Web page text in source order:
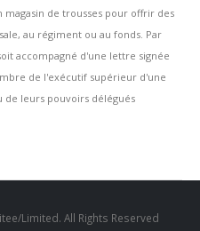
de trousses pour offrir des
au régiment ou au fonds. Par
accompagné d'une lettre signée
de l'exécutif supérieur d'une
de leurs pouvoirs délégués
Limited. All Rights Reserved